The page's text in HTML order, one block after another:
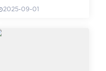
2025-09-01